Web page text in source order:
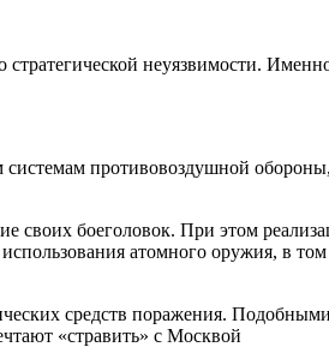
неуязвимости.
противовоздушной
своих боеголовок. При этом
атомного оружия, в
средств поражения.
«стравить» с Москвой